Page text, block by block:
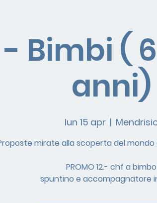
- Bimbi (
anni)
lun 15 apr
  |
mirate alla scoperta del
PROMO 12.- chf a bimbo
spuntino e accompagnatore